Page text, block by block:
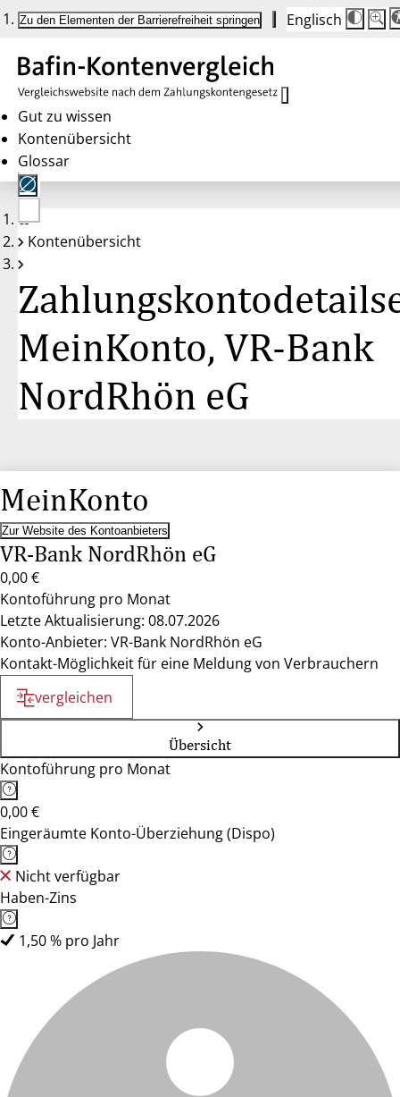
Zu den Elementen der Barrierefreiheit springen Englisch
Die
auf
100
100
Gut zu wissen
Kontenübersicht
Glossar
Keine
Konten
Kontenübersicht
MeinKonto, VR-Bank
NordRhön eG
MeinKonto
Zur Website des Kontoanbieters
VR-Bank NordRhön eG
0,00 €
Kontoführung pro Monat
Letzte Aktualisierung: 08.07.2026
Konto-Anbieter: VR-Bank NordRhön eG
Kontakt-Möglichkeit für eine Meldung von Verbrauchern
vergleichen
Übersicht
Kontoführung pro Monat
0,00 €
Eingeräumte Konto-Überziehung (Dispo)
Nicht verfügbar
Haben-Zins
1,50 % pro Jahr